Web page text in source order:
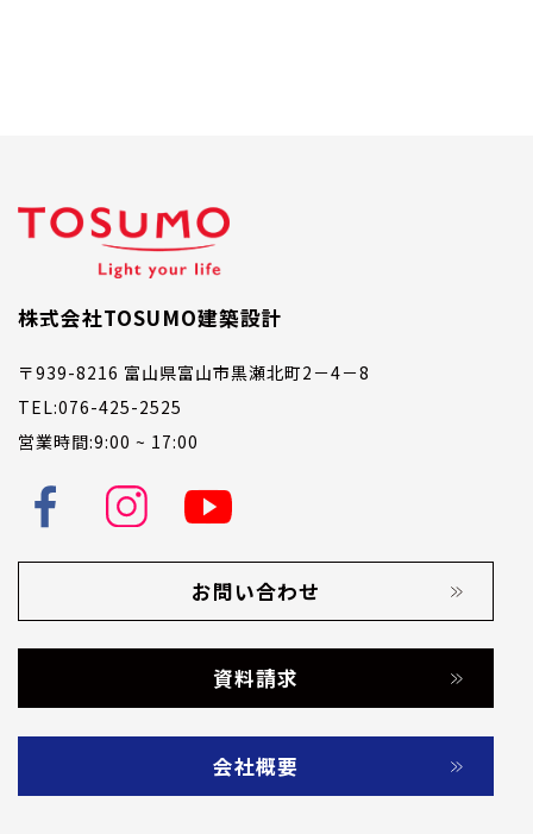
株式会社TOSUMO建築設計
〒939-8216 富山県富山市黒瀬北町2－4－8
TEL:076-425-2525
営業時間:9:00 ~ 17:00
お問い合わせ
資料請求
会社概要